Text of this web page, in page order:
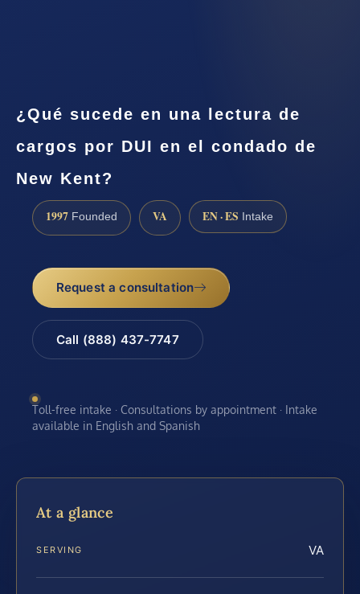
¿Qué sucede en una lectura de
cargos por DUI en el condado de
New Kent?
1997 Founded VA EN · ES Intake
Request a consultation
Call (888) 437-7747
Toll-free intake · Consultations by appointment · Intake
available in English and Spanish
At a glance
SERVING VA